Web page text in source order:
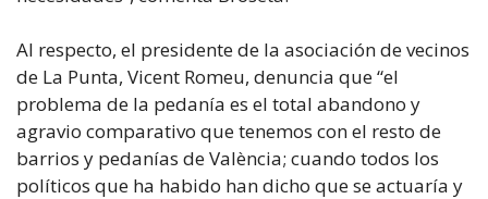
Al respecto, el presidente de la asociación de vecinos
de La Punta, Vicent Romeu, denuncia que “el
problema de la pedanía es el total abandono y
agravio comparativo que tenemos con el resto de
barrios y pedanías de València; cuando todos los
políticos que ha habido han dicho que se actuaría y